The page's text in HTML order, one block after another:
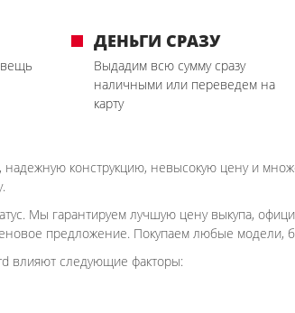
ДЕНЬГИ СРАЗУ
Выдадим всю сумму сразу
наличными или переведем на
карту
конструкцию, невысокую цену и
Мы гарантируем лучшую цену выкупа,
предложение. Покупаем любые модели,
влияют следующие факторы: